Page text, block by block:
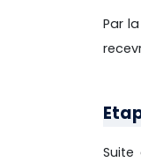
Par